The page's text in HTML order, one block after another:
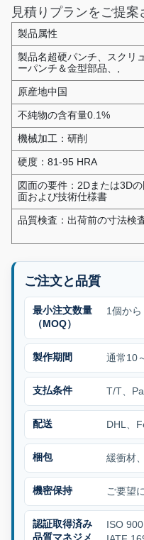
見積りプランをご提案
製品属性
製品名超硬パンチ、スクリュ
ーパンチ＆金型部品、,
原産地中国
不純物の含有量0.1%
機械加工：研削
硬度：81-95 HRA
図面の要件：2Dまたは3Dの
面および技術仕様書
品質検査：出荷前の寸法検
ご注文と品質
最小注文数量
（MOQ）
1個から
製作期間 通常10
支払条件 T/T、
配送 DHL、
梱包 緩衝材
機密保持 ご要望
認証取得済み
品質マネジメ
ISO